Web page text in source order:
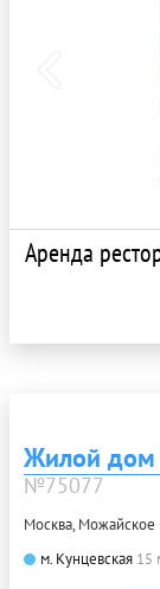
Аренда
Жилой дом
№75077
Москва,
м. Кунцевская 15